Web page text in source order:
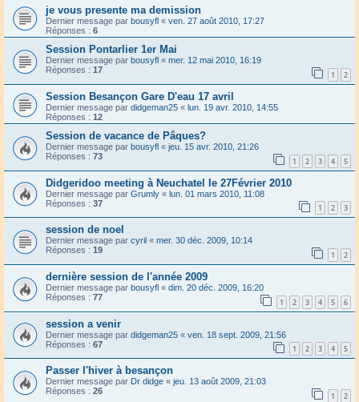
je vous presente ma demission
Dernier message par bousyfl « ven. 27 août 2010, 17:27
Réponses : 6
Session Pontarlier 1er Mai
Dernier message par bousyfl « mer. 12 mai 2010, 16:19
Réponses : 17 1 2
Session Besançon Gare D'eau 17 avril
Dernier message par didgeman25 « lun. 19 avr. 2010, 14:55
Réponses : 12
Session de vacance de Pâques?
Dernier message par bousyfl « jeu. 15 avr. 2010, 21:26
Réponses : 73 1 2 3 4 5
Didgeridoo meeting à Neuchatel le 27Février 2010
Dernier message par Grumly « lun. 01 mars 2010, 11:08
Réponses : 37 1 2 3
session de noel
Dernier message par cyril « mer. 30 déc. 2009, 10:14
Réponses : 19 1 2
dernière session de l'année 2009
Dernier message par bousyfl « dim. 20 déc. 2009, 16:20
Réponses : 77 1 2 3 4 5 6
session a venir
Dernier message par didgeman25 « ven. 18 sept. 2009, 21:56
Réponses : 67 1 2 3 4 5
Passer l'hiver à besançon
Dernier message par Dr didge « jeu. 13 août 2009, 21:03
Réponses : 26 1 2